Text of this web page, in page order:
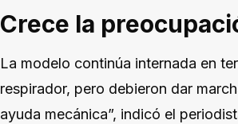
Crece la
La modelo continúa internada en
respirador, pero debieron dar
ayuda mecánica”, indicó el